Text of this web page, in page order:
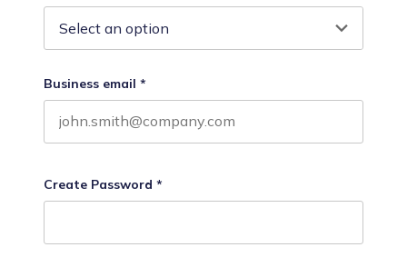
Business email *
Create Password *